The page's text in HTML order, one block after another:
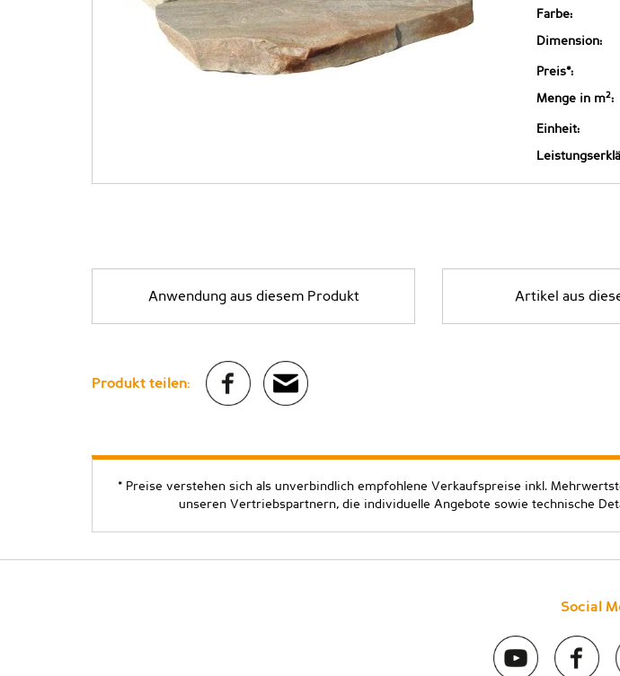
Farbe:
Dimension:
Preis*:
Menge in m2:
Einheit:
Anwendung aus diesem Produkt Artikel aus
Produkt teilen:
* Preise verstehen sich als unverbindlich empfohlene Verkaufspreise inkl.
unseren Vertriebspartnern, die individuelle Angebote sowie technische
Social